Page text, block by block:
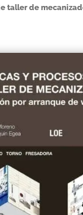
para
taller de